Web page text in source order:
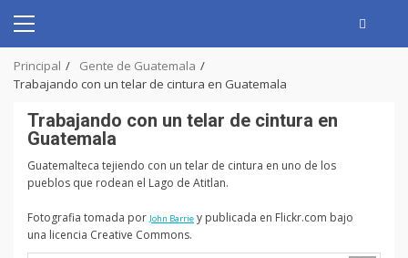
content
Primary
Principal
Gente de Guatemala
Trabajando con un telar de cintura en Guatemala
Trabajando con un telar de cintura en
Guatemala
Guatemalteca tejiendo con un telar de cintura en uno de los
pueblos que rodean el Lago de Atitlan.
Fotografia tomada por John Barrie y publicada en Flickr.com bajo
una licencia Creative Commons.